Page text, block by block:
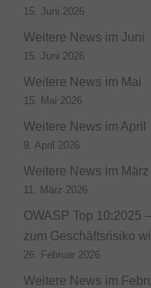
15. Juni 2026
Weitere News im Juni
15. Juni 2026
Weitere News im Mai
15. Mai 2026
Weitere News im April
9. April 2026
Weitere News im März
11. März 2026
OWASP Top 10:2025
zum Geschäftsrisiko
26. Februar 2026
Weitere News im